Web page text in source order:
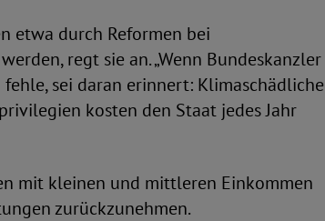
etwa durch Reformen bei
regt sie an. „Wenn Bundeskanzler
sei daran erinnert: Klimaschädliche
kosten den Staat jedes Jahr
mit kleinen und mittleren Einkommen
zurückzunehmen.